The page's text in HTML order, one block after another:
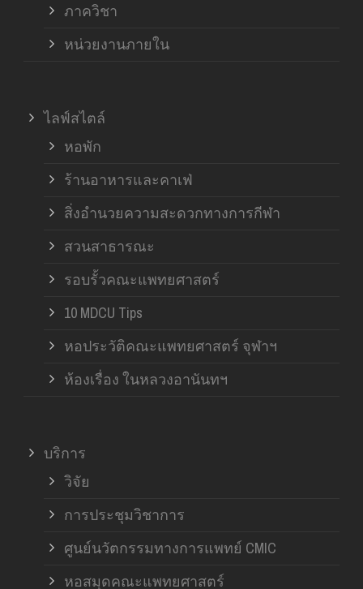
ภาควิชา
หน่วยงานภายใน
ไลฟ์สไตล์
หอพัก
ร้านอาหารและคาเฟ่
สิ่งอำนวยความสะดวกทางการกีฬา
สวนสาธารณะ
รอบรั้วคณะแพทยศาสตร์
10 MDCU Tips
หอประวัติคณะแพทยศาสตร์ จุฬาฯ
ห้องเรื่อง ในหลวงอานันทฯ
บริการ
วิจัย
การประชุมวิชาการ
ศูนย์นวัตกรรมทางการแพทย์ CMIC
หอสมุดคณะแพทยศาสตร์